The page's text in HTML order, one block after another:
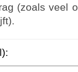
(zoals veel